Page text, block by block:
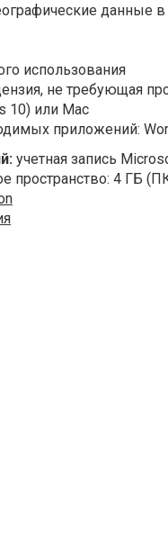
использования
не требующая
10) или Mac
приложений:
учетная запись
пространство: 4 ГБ